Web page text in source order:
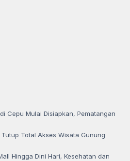
Cepu Mulai Disiapkan, Pematangan
Total Akses Wisata Gunung
Hingga Dini Hari, Kesehatan dan